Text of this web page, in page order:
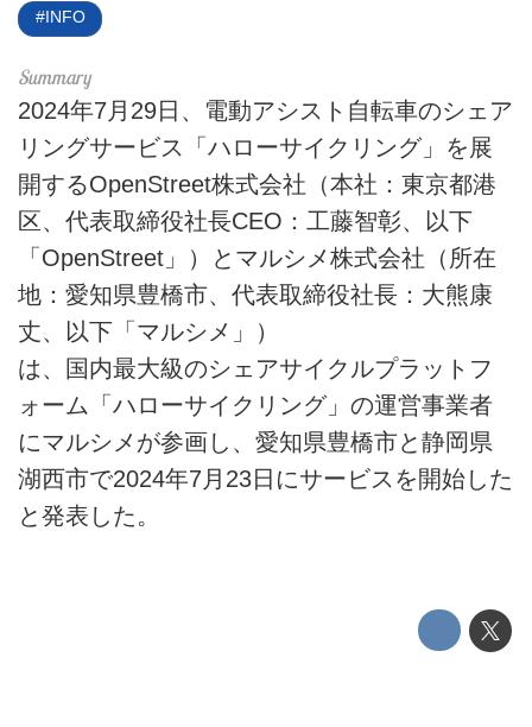
テクノロジー
このメディアについて
運営会社
利用規約
プライバシーポリシー
ライター名簿
お問い合せ
広告掲載について
INFO
2024年7月29日、電動アシスト自転車のシェア
リングサービス「ハローサイクリング」を展
開するOpenStreet株式会社（本社：東京都港
区、代表取締役社長CEO：工藤智彰、以下
「OpenStreet」）とマルシメ株式会社（所在
地：愛知県豊橋市、代表取締役社長：大熊康
丈、以下「マルシメ」）
は、国内最大級のシェアサイクルプラットフ
ォーム「ハローサイクリング」の運営事業者
にマルシメが参画し、愛知県豊橋市と静岡県
湖西市で2024年7月23日にサービスを開始した
と発表した。